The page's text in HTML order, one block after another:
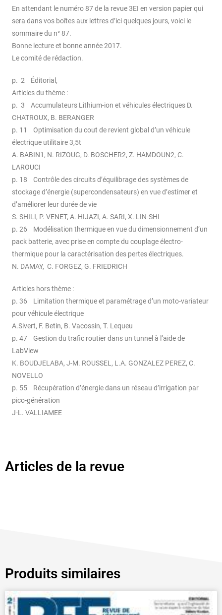
En attendant le numéro 87 de la revue 3EI en version papier qui
sera dans vos boîtes aux lettres d’ici quelques jours, voici le
sommaire du n° 87.
Bonne lecture et bonne année 2017.
Le comité de rédaction.
p. 2 Éditorial,
Articles du thème :
p. 3 Accumulateurs Lithium-ion et véhicules électriques D.
CHATROUX, B. BERANGER
p. 11 Optimisation du cout de revient global d’un véhicule
électrique utilitaire 3,5t
A. BABIN1, N. RIZOUG, D. BOSCHER2, Z. HAMDOUN2, C.
LAROUCI
p. 18 Contrôle des circuits d’équilibrage des systèmes de
stockage d’énergie (supercondensateurs) en vue d’estimer et
d’améliorer leur durée de vie
S. SHILI, P. VENET, A. HIJAZI, A. SARI, X. LIN-SHI
p. 26 Modélisation thermique en vue du dimensionnement d’un
pack batterie, avec prise en compte du couplage électro-
thermique pour la caractérisation des pertes électriques.
N. DAMAY, C. FORGEZ, G. FRIEDRICH
Articles hors thème :
p. 36 Limitation thermique et paramétrage d’un moto-variateur
pour véhicule électrique
A.Sivert, F. Betin, B. Vacossin, T. Lequeu
p. 47 Gestion du trafic routier dans un tunnel à l’aide de
LabView
K. BOUDJELABA, J-M. ROUSSEL, L.A. GONZALEZ PEREZ, C.
NOVELLO
p. 55 Récupération d’énergie dans un réseau d’irrigation par
pico-génération
J-L. VALLIAMEE
Articles de la revue
Produits similaires